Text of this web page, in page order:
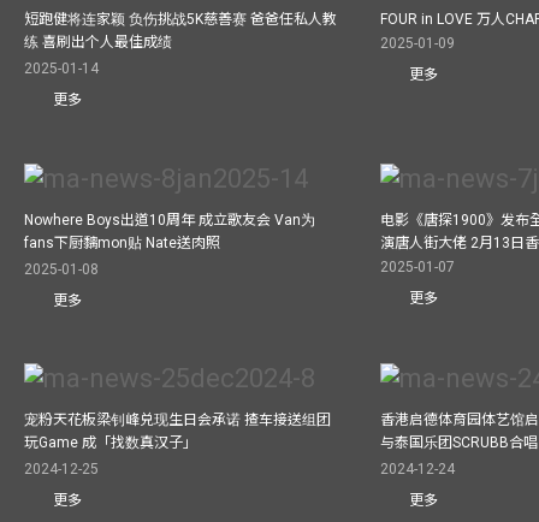
短跑健将连家颖 负伤挑战5K慈善赛 爸爸任私人教
练 喜刷出个人最佳成绩
2025-01-14
更多
FOUR in LOVE 万人
2025-01-09
更多
Nowhere Boys出道10周年 成立歌友会 Van为
fans下厨黐mon贴 Nate送肉照
2025-01-08
更多
电影《唐探1900》发布
演唐人街大佬 2月13日
2025-01-07
更多
宠粉天花板梁钊峰兑现生日会承诺 揸车接送组团
玩Game 成「找数真汉子」
2024-12-25
更多
香港启德体育园体艺馆
与泰国乐团SCRUBB合
2024-12-24
更多